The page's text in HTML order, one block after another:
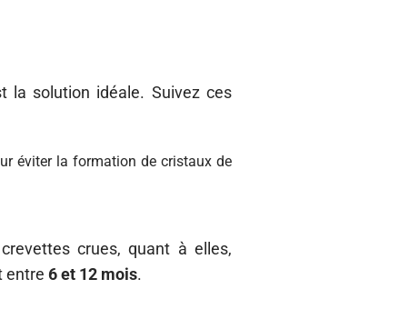
la solution idéale. Suivez ces
éviter la formation de cristaux de
crues, quant à elles,
entre 6 et 12 mois.